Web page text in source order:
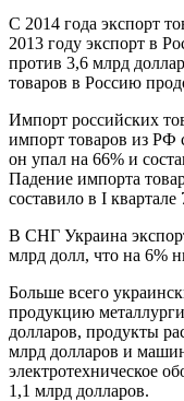
С 2014 года экспорт
2013 году экспорт в
против 3,6 млрд
товаров в Россию
Импорт российских
импорт товаров из РФ
он упал на 66% и
Падение импорта
составило в I квартале
В СНГ Украина
млрд долл, что на 6%
Больше всего
продукцию
долларов, продукты
млрд долларов и
электротехническое
1,1 млрд долларов.